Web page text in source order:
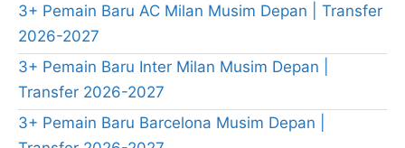
3+ Pemain Baru AC Milan Musim Depan | Transfer
2026-2027
3+ Pemain Baru Inter Milan Musim Depan |
Transfer 2026-2027
3+ Pemain Baru Barcelona Musim Depan |